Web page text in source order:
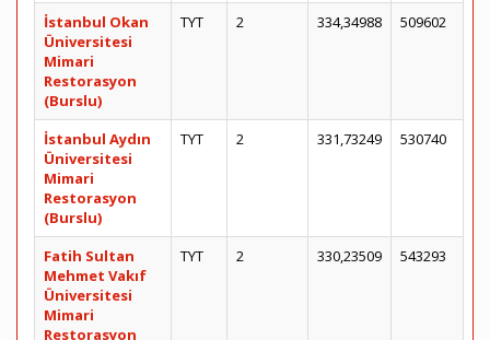
İstanbul Okan
Üniversitesi
Mimari
Restorasyon
(Burslu)
TYT 2 334,34988 509602
İstanbul Aydın
Üniversitesi
Mimari
Restorasyon
(Burslu)
TYT 2 331,73249 530740
Fatih Sultan
Mehmet Vakıf
Üniversitesi
Mimari
Restorasyon
TYT 2 330,23509 543293